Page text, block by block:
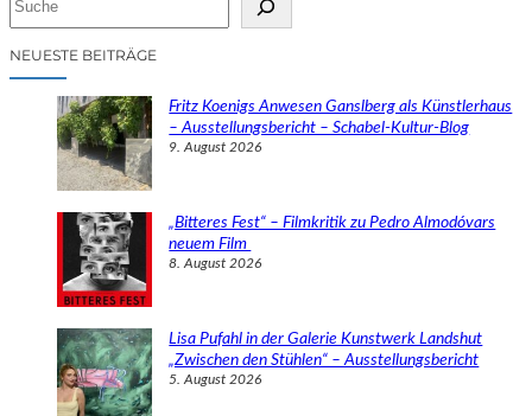
cNEUESTE BEITRÄGE
Fritz Koenigs Anwesen Ganslberg als Künstlerhaus
– Ausstellungsbericht – Schabel-Kultur-Blog
9. August 2026
„Bitteres Fest“ – Filmkritik zu Pedro Almodóvars
neuem Film
8. August 2026
Lisa Pufahl in der Galerie Kunstwerk Landshut
„Zwischen den Stühlen“ – Ausstellungsbericht
5. August 2026